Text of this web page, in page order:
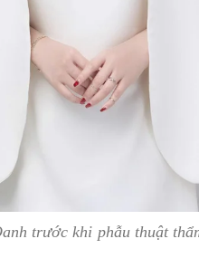
trước khi phẫu thuật